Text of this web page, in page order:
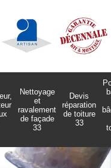
Nettoyage
et
ravalement
de façade
33
Devis
réparation
de toiture
33